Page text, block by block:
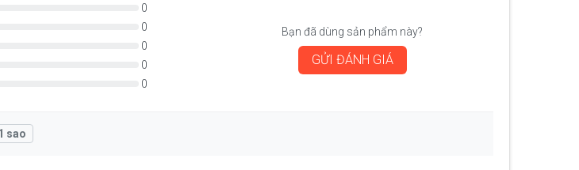
0
0
0
0
0
Bạn đã dùng sản phẩm này?
GỬI ĐÁNH GIÁ
sao